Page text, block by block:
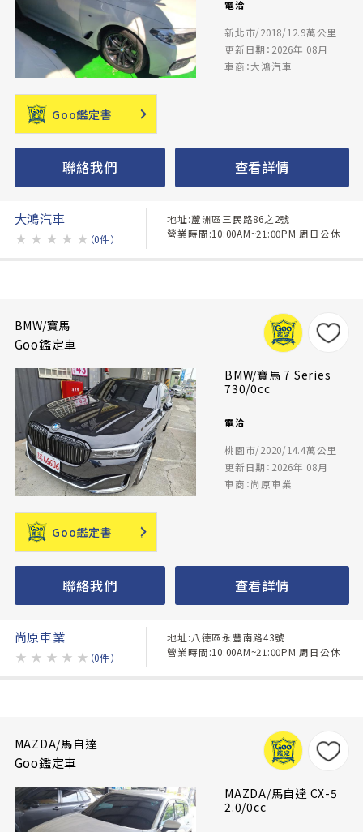
電洽
新北市/2018/12.9萬公里
更新日期：2026年 08月
車商：大鴻汽車
Goo鑑定書
聯絡我們 查看詳情
大鴻汽車
★ ★ ★ ★ ★ （0件）
地址:蘆洲區三民路86之2號
營業時間:10:00AM~21:00PM 周日公休
BMW/寶馬
Goo鑑定車
BMW/寶馬 7 Series
730/0cc
電洽
桃園市/2020/14.4萬公里
更新日期：2026年 08月
車商：尚原車業
Goo鑑定書
聯絡我們 查看詳情
尚原車業
★ ★ ★ ★ ★ （0件）
地址:八德區永豐南路43號
營業時間:10:00AM~21:00PM 周日公休
MAZDA/馬自達
Goo鑑定車
MAZDA/馬自達 CX-5
2.0/0cc